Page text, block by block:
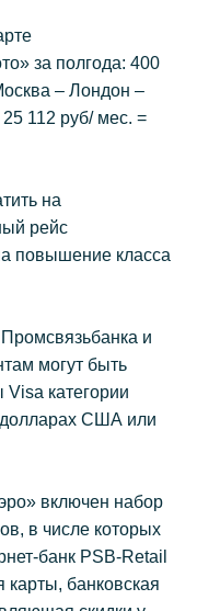
за полгода: 400
– Лондон –
112 руб/ мес. =
на
рейс
повышение класса
и
могут быть
категории
долларах США или
включен набор
в числе которых
банк PSB-Retail
карты, банковская